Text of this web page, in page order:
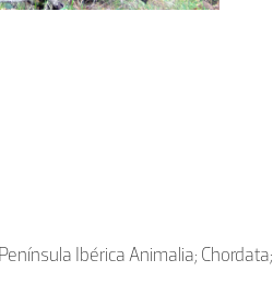
Ibérica Animalia; Chordata;